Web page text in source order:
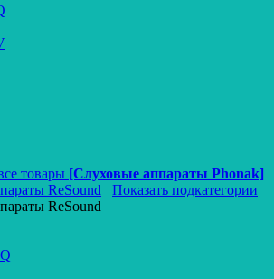
товары [Слуховые аппараты Phonak]
ReSound
Показать подкатегории
ReSound